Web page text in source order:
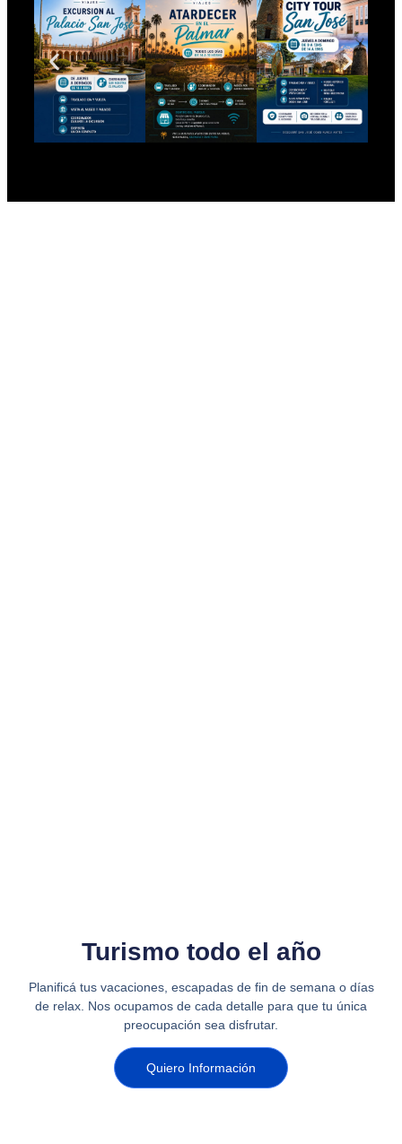
Turismo todo el año
Planificá tus vacaciones, escapadas de fin de semana o días
de relax. Nos ocupamos de cada detalle para que tu única
preocupación sea disfrutar.
Quiero Información